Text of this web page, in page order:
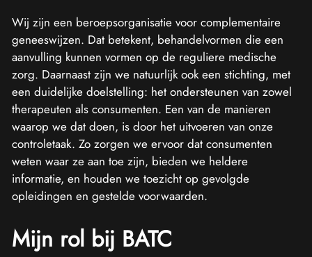
Wij zijn een beroepsorganisatie voor complementaire
geneeswijzen. Dat betekent, behandelvormen die een
aanvulling kunnen vormen op de reguliere medische
zorg. Daarnaast zijn we natuurlijk ook een stichting, met
een duidelijke doelstelling: het ondersteunen van zowel
therapeuten als consumenten. Een van de manieren
waarop we dat doen, is door het uitvoeren van onze
controletaak. Zo zorgen we ervoor dat consumenten
weten waar ze aan toe zijn, bieden we heldere
informatie, en houden we toezicht op gevolgde
opleidingen en gestelde voorwaarden.
Mijn rol bij BATC